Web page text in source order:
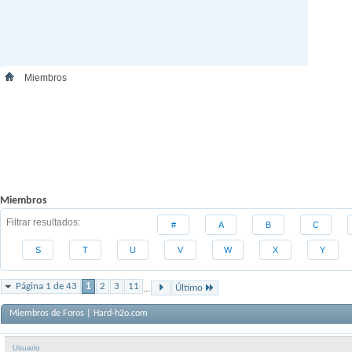
Miembros
Miembros
Filtrar resultados # A B C
S T U V W X Y
Página 1 de 43 1 2 3 11 ... Último
Miembros de Foros | Hard-h2o.com
Usuario